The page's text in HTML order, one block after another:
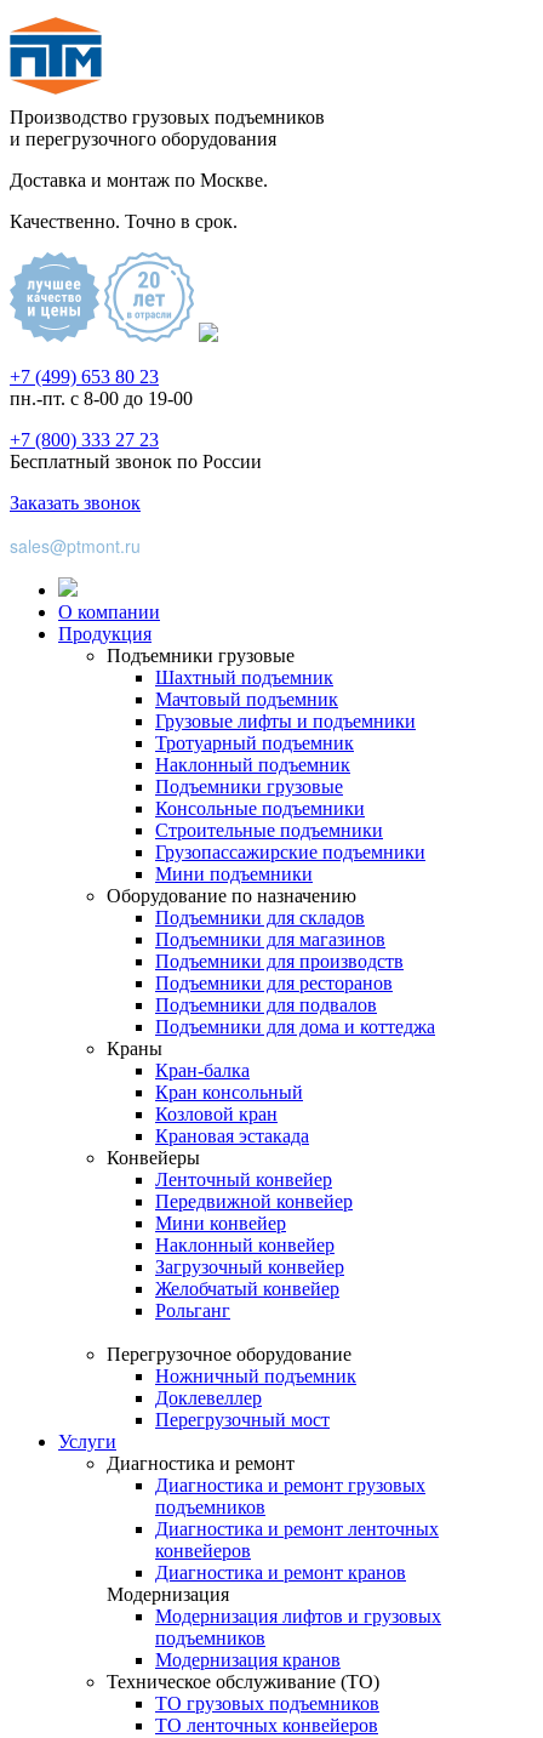
Производство грузовых подъемников
и перегрузочного оборудования
Доставка и монтаж по Москве.
Качественно. Точно в срок.
+7 (499) 653 80 23
пн.-пт. с 8-00 до 19-00
+7 (800) 333 27 23
Бесплатный звонок по России
Заказать звонок
sales@ptmont.ru
О компании
Продукция
Подъемники грузовые
Шахтный подъемник
Мачтовый подъемник
Грузовые лифты и подъемники
Тротуарный подъемник
Наклонный подъемник
Подъемники грузовые
Консольные подъемники
Строительные подъемники
Грузопассажирские подъемники
Мини подъемники
Оборудование по назначению
Подъемники для складов
Подъемники для магазинов
Подъемники для производств
Подъемники для ресторанов
Подъемники для подвалов
Подъемники для дома и коттеджа
Краны
Кран-балка
Кран консольный
Козловой кран
Крановая эстакада
Конвейеры
Ленточный конвейер
Передвижной конвейер
Мини конвейер
Наклонный конвейер
Загрузочный конвейер
Желобчатый конвейер
Рольганг
Перегрузочное оборудование
Ножничный подъемник
Доклевеллер
Перегрузочный мост
Услуги
Диагностика и ремонт
Диагностика и ремонт грузовых
подъемников
Диагностика и ремонт ленточных
конвейеров
Диагностика и ремонт кранов
Модернизация
Модернизация лифтов и грузовых
подъемников
Модернизация кранов
Техническое обслуживание (ТО)
ТО грузовых подъемников
ТО ленточных конвейеров